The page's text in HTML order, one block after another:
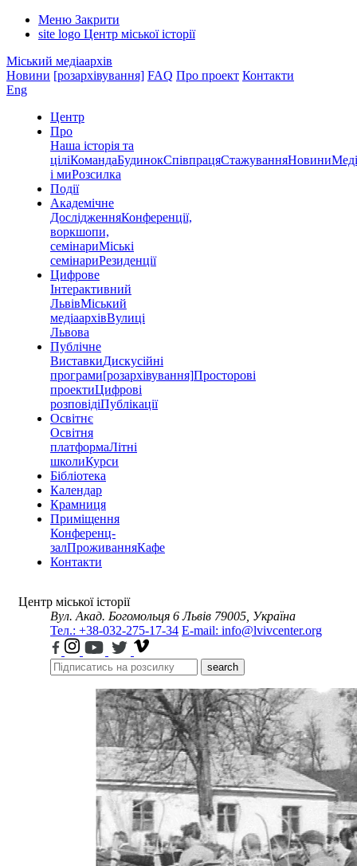
Меню Закрити
site logo Центр міської історії
Міський медіаархів
Новини [розархівування] FAQ Про проект Контакти
Eng
Центр
Про
Наша історія та
ціліКомандаБудинокСпівпрацяСтажуванняНовини
і миРозсилка
Події
Академічне
ДослідженняКонференції,
воркшопи,
семінариМіські
семінариРезиденції
Цифрове
Інтерактивний
ЛьвівМіський
медіаархівВулиці
Львова
Публічне
ВиставкиДискусійні
програми[розархівування]Просторові
проектиЦифрові
розповідіПублікації
Освітнє
Освітня
платформаЛітні
школиКурси
Бібліотека
Календар
Крамниця
Приміщення
Конференц-
залПроживанняКафе
Контакти
Центр міської історії
Вул. Акад. Богомольця 6 Львів 79005, Україна
Тел.: +38-032-275-17-34 E-mail: info@lvivcenter.org
search